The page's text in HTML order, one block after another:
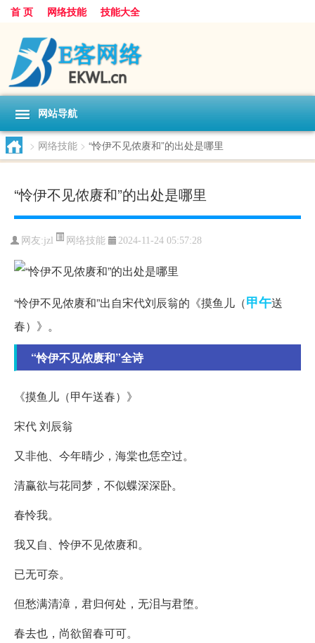
首 页 网络技能 技能大全
网站导航
> 网络技能 > “怜伊不见侬赓和”的出处是哪里
“怜伊不见侬赓和”的出处是哪里
网友:jzl 网络技能 2024-11-24 05:57:28
“怜伊不见侬赓和”出自宋代刘辰翁的《摸鱼儿（甲午送
春）》。
“怜伊不见侬赓和”全诗
《摸鱼儿（甲午送春）》
宋代 刘辰翁
又非他、今年晴少，海棠也恁空过。
清赢欲与花同梦，不似蝶深深卧。
春怜我。
我又自、怜伊不见侬赓和。
已无可奈。
但愁满清漳，君归何处，无泪与君堕。
春去也，尚欲留春可可。